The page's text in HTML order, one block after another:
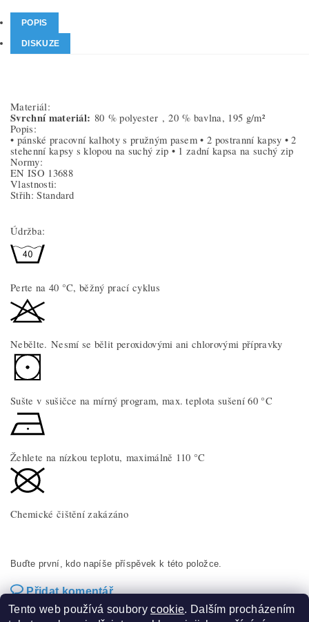
POPIS
DISKUZE
Materiál:
Svrchní materiál: 80 % polyester ,20 % bavlna, 195 g/m²
Popis:
• pánské pracovní kalhoty s pružným pasem • 2 postranní kapsy • 2
stehenní kapsy s klopou na suchý zip • 1 zadní kapsa na suchý zip
Normy:
EN ISO 13688
Vlastnosti:
Střih: Standard
Údržba:
Perte na 40 °C, běžný prací cyklus
Nebělte. Nesmí se bělit peroxidovými ani chlorovými přípravky
Sušte v sušičce na mírný program, max. teplota sušení 60 °C
Žehlete na nízkou teplotu, maximálně 110 °C
Chemické čištění zakázáno
Buďte první, kdo napíše příspěvek k této položce.
Přidat komentář
Tento web používá souborycookie. Dalším procházením